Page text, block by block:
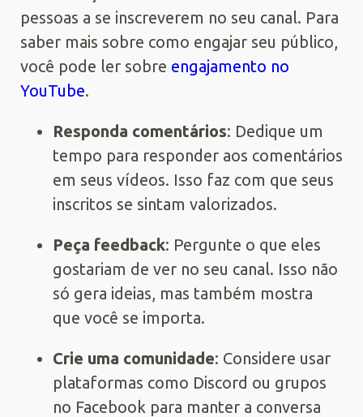
pessoas a se inscreverem no seu canal. Para
saber mais sobre como engajar seu público,
você pode ler sobre engajamento no
YouTube.
Responda comentários: Dedique um
tempo para responder aos comentários
em seus vídeos. Isso faz com que seus
inscritos se sintam valorizados.
Peça feedback: Pergunte o que eles
gostariam de ver no seu canal. Isso não
só gera ideias, mas também mostra
que você se importa.
Crie uma comunidade: Considere usar
plataformas como Discord ou grupos
no Facebook para manter a conversa